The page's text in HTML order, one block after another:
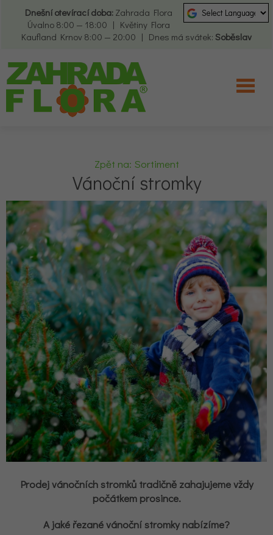
Dnešní otevírací doba: Zahrada Flora
Úvalno 8:00 — 18:00 | Květiny Flora
Kaufland Krnov 8:00 — 20:00 | Dnes má svátek: Soběslav
Zpět na: Sortiment
Vánoční stromky
Prodej vánočních stromků tradičně zahajujeme vždy
počátkem prosince.
A jaké řezané vánoční stromky nabízíme?